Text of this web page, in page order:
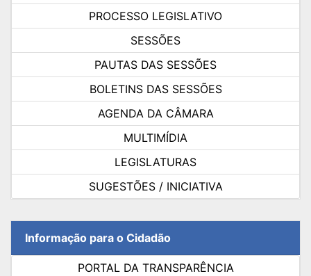
PROCESSO LEGISLATIVO
SESSÕES
PAUTAS DAS SESSÕES
BOLETINS DAS SESSÕES
AGENDA DA CÂMARA
MULTIMÍDIA
LEGISLATURAS
SUGESTÕES / INICIATIVA
Informação para o Cidadão
PORTAL DA TRANSPARÊNCIA